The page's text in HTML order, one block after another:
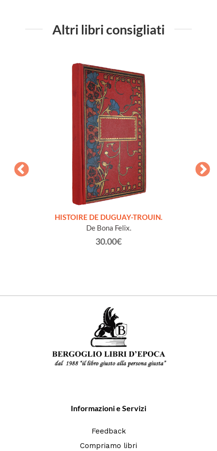
Altri libri consigliati
HISTOIRE DE DUGUAY-TROUIN.
De Bona Felix.
30.00€
Informazioni e Servizi
Feedback
Compriamo libri